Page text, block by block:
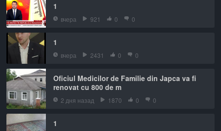
1
вчера 921 0 0
1
вчера 2431 0 0
Oficiul Medicilor de Familie din Japca va fi
renovat cu 800 de m
2 дня назад 1870 0 0
1